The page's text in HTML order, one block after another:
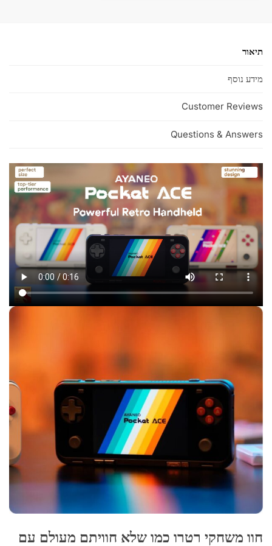
e
תיאור
מידע נוסף
Customer Reviews
Questions & Answers
חוו משחקי רטרו כמו שלא חוויתם מעולם עם